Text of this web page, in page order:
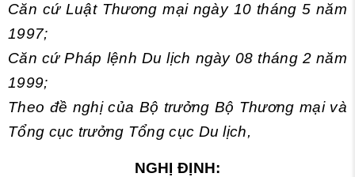
Căn cứ Luật Thương mại ngày 10 tháng 5 năm
1997;
Căn cứ Pháp lệnh Du lịch ngày 08 tháng 2 năm
1999;
Theo đề nghị của Bộ trưởng Bộ Thương mại và
Tổng cục trưởng Tổng cục Du lịch,
NGHỊ ĐỊNH: